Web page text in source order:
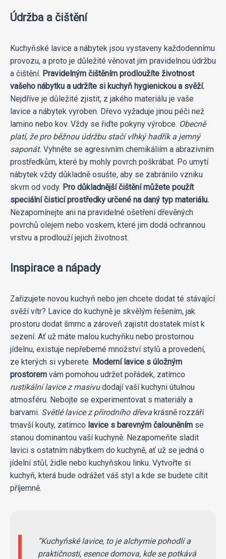
Údržba a čištění
Kuchyňské lavice a nábytek jsou vystaveny každodennímu
provozu, a proto je důležité věnovat jim pravidelnou údržbu
a čištění. Pravidelným čištěním prodloužíte životnost
vašeho nábytku a udržíte si kuchyň hygienickou a svěží.
Nejdříve je důležité zjistit, z jakého materiálu je vaše
lavice a nábytek vyroben. Dřevo vyžaduje jinou péči než
lamino nebo kov. Vždy se řiďte pokyny výrobce. Obecně
platí, že pro běžnou údržbu stačí vlhký hadřík a jemný
saponát. Vyhněte se agresivním chemikáliím a abrazivním
prostředkům, které by mohly povrch poškrábat. Po umytí
nábytek vždy důkladně osušte, aby se zabránilo vzniku
skvrn od vody. Pro důkladnější čištění můžete použít
speciální čisticí prostředky určené na daný typ materiálu.
Nezapomínejte ani na pravidelné ošetření dřevěných
povrchů olejem nebo voskem, které jim dodá ochrannou
vrstvu a prodlouží jejich životnost.
Inspirace a nápady
Zařizujete novou kuchyň nebo jen chcete dodat té stávající
svěží vítr? Lavice do kuchyně je skvělým řešením, jak
prostoru dodat šmrnc a zároveň zajistit dostatek míst k
sezení. Ať už máte malou kuchyňku nebo prostornou
jídelnu, existuje nepřeberné množství stylů a provedení,
ze kterých si vyberete. Moderní lavice s úložným
prostorem vám pomohou udržet pořádek, zatímco
rustikální lavice z masivudodají vaší kuchyni útulnou
atmosféru. Nebojte se experimentovat s materiály a
barvami. Světlé lavice z přírodního dřeva krásně rozzáří
tmavší kouty, zatímco lavice s barevným čalouněním se
stanou dominantou vaší kuchyně. Nezapomeňte sladit
lavici s ostatním nábytkem do kuchyně, ať už se jedná o
jídelní stůl, židle nebo kuchyňskou linku. Vytvořte si
kuchyň, která bude odrážet váš styl a kde se budete cítit
příjemně.
Kuchyňské lavice, to je alchymie pohodlí a
praktičnosti, esence domova, kde se potkává